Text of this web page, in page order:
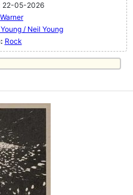
22-05-2026
Warner
/ Neil Young
Rock